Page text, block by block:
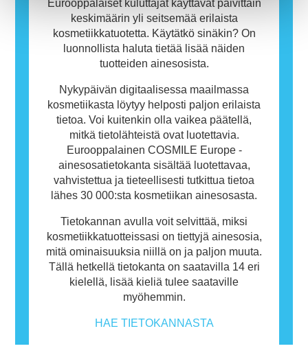
Eurooppalaiset kuluttajat käyttävät päivittäin
keskimäärin yli seitsemää erilaista
kosmetiikkatuotetta. Käytätkö sinäkin? On
luonnollista haluta tietää lisää näiden
tuotteiden ainesosista.
Nykypäivän digitaalisessa maailmassa
kosmetiikasta löytyy helposti paljon erilaista
tietoa. Voi kuitenkin olla vaikea päätellä,
mitkä tietolähteistä ovat luotettavia.
Eurooppalainen COSMILE Europe -
ainesosatietokanta sisältää luotettavaa,
vahvistettua ja tieteellisesti tutkittua tietoa
lähes 30 000:sta kosmetiikan ainesosasta.
Tietokannan avulla voit selvittää, miksi
kosmetiikkatuotteissasi on tiettyjä ainesosia,
mitä ominaisuuksia niillä on ja paljon muuta.
Tällä hetkellä tietokanta on saatavilla 14 eri
kielellä, lisää kieliä tulee saataville
myöhemmin.
HAE TIETOKANNASTA